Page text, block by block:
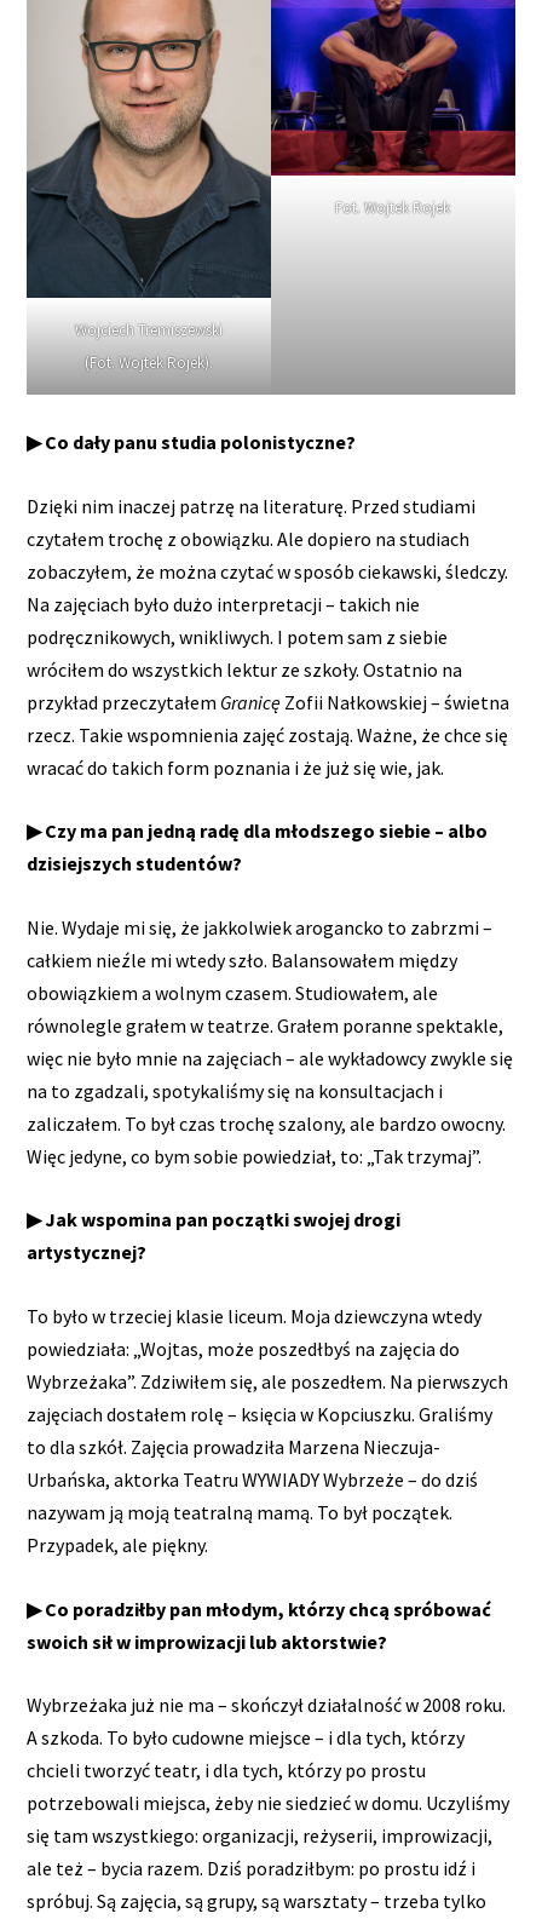
Wojciech Tremiszewski
(Fot. Wojtek Rojek).
Fot. Wojtek Rojek
▶ Co dały panu studia polonistyczne?
Dzięki nim inaczej patrzę na literaturę. Przed studiami
czytałem trochę z obowiązku. Ale dopiero na studiach
zobaczyłem, że można czytać w sposób ciekawski, śledczy.
Na zajęciach było dużo interpretacji – takich nie
podręcznikowych, wnikliwych. I potem sam z siebie
wróciłem do wszystkich lektur ze szkoły. Ostatnio na
przykład przeczytałem Granicę Zofii Nałkowskiej – świetna
rzecz. Takie wspomnienia zajęć zostają. Ważne, że chce się
wracać do takich form poznania i że już się wie, jak.
▶ Czy ma pan jedną radę dla młodszego siebie – albo
dzisiejszych studentów?
Nie. Wydaje mi się, że jakkolwiek arogancko to zabrzmi –
całkiem nieźle mi wtedy szło. Balansowałem między
obowiązkiem a wolnym czasem. Studiowałem, ale
równolegle grałem w teatrze. Grałem poranne spektakle,
więc nie było mnie na zajęciach – ale wykładowcy zwykle się
na to zgadzali, spotykaliśmy się na konsultacjach i
zaliczałem. To był czas trochę szalony, ale bardzo owocny.
Więc jedyne, co bym sobie powiedział, to: „Tak trzymaj”.
▶ Jak wspomina pan początki swojej drogi
artystycznej?
To było w trzeciej klasie liceum. Moja dziewczyna wtedy
powiedziała: „Wojtas, może poszedłbyś na zajęcia do
Wybrzeżaka”. Zdziwiłem się, ale poszedłem. Na pierwszych
zajęciach dostałem rolę – księcia w Kopciuszku. Graliśmy
to dla szkół. Zajęcia prowadziła Marzena Nieczuja-
Urbańska, aktorka Teatru WYWIADY Wybrzeże – do dziś
nazywam ją moją teatralną mamą. To był początek.
Przypadek, ale piękny.
▶ Co poradziłby pan młodym, którzy chcą spróbować
swoich sił w improwizacji lub aktorstwie?
Wybrzeżaka już nie ma – skończył działalność w 2008 roku.
A szkoda. To było cudowne miejsce – i dla tych, którzy
chcieli tworzyć teatr, i dla tych, którzy po prostu
potrzebowali miejsca, żeby nie siedzieć w domu. Uczyliśmy
się tam wszystkiego: organizacji, reżyserii, improwizacji,
ale też – bycia razem. Dziś poradziłbym: po prostu idź i
spróbuj. Są zajęcia, są grupy, są warsztaty – trzeba tylko